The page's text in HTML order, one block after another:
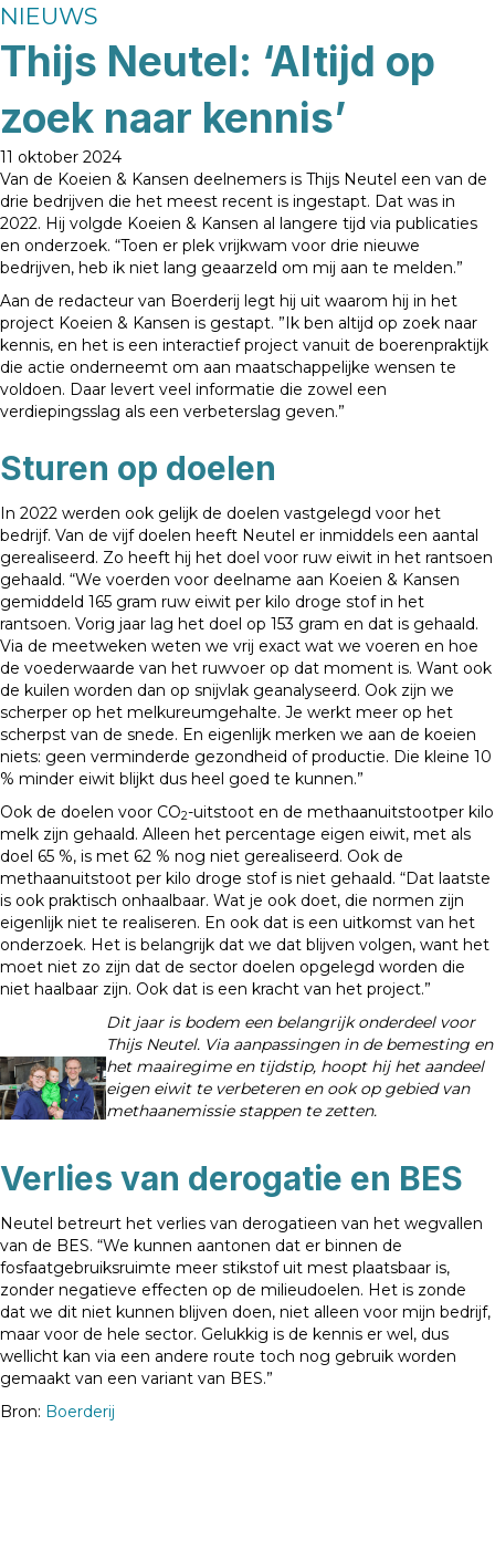
NIEUWS
Thijs Neutel: ‘Altijd op
zoek naar kennis’
11 oktober 2024
Van de Koeien & Kansen deelnemers is Thijs Neutel een van de
drie bedrijven die het meest recent is ingestapt. Dat was in
2022. Hij volgde Koeien & Kansen al langere tijd via publicaties
en onderzoek. “Toen er plek vrijkwam voor drie nieuwe
bedrijven, heb ik niet lang geaarzeld om mij aan te melden.”
Aan de redacteur van Boerderij legt hij uit waarom hij in het
project Koeien & Kansen is gestapt. ”Ik ben altijd op zoek naar
kennis, en het is een interactief project vanuit de boerenpraktijk
die actie onderneemt om aan maatschappelijke wensen te
voldoen. Daar levert veel informatie die zowel een
verdiepingsslag als een verbeterslag geven.”
Sturen op doelen
In 2022 werden ook gelijk de doelen vastgelegd voor het
bedrijf. Van de vijf doelen heeft Neutel er inmiddels een aantal
gerealiseerd. Zo heeft hij het doel voor ruw eiwit in het rantsoen
gehaald. “We voerden voor deelname aan Koeien & Kansen
gemiddeld 165 gram ruw eiwit per kilo droge stof in het
rantsoen. Vorig jaar lag het doel op 153 gram en dat is gehaald.
Via de meetweken weten we vrij exact wat we voeren en hoe
de voederwaarde van het ruwvoer op dat moment is. Want ook
de kuilen worden dan op snijvlak geanalyseerd. Ook zijn we
scherper op het melkureumgehalte. Je werkt meer op het
scherpst van de snede. En eigenlijk merken we aan de koeien
niets: geen verminderde gezondheid of productie. Die kleine 10
% minder eiwit blijkt dus heel goed te kunnen.”
Ook de doelen voor CO2-uitstoot en de methaanuitstootper kilo
melk zijn gehaald. Alleen het percentage eigen eiwit, met als
doel 65 %, is met 62 % nog niet gerealiseerd. Ook de
methaanuitstoot per kilo droge stof is niet gehaald. “Dat laatste
is ook praktisch onhaalbaar. Wat je ook doet, die normen zijn
eigenlijk niet te realiseren. En ook dat is een uitkomst van het
onderzoek. Het is belangrijk dat we dat blijven volgen, want het
moet niet zo zijn dat de sector doelen opgelegd worden die
niet haalbaar zijn. Ook dat is een kracht van het project.”
Dit jaar is bodem een belangrijk onderdeel voor
Thijs Neutel. Via aanpassingen in de bemesting en
het maairegime en tijdstip, hoopt hij het aandeel
eigen eiwit te verbeteren en ook op gebied van
methaanemissie stappen te zetten.
Verlies van derogatie en BES
Neutel betreurt het verlies van derogatieen van het wegvallen
van de BES. “We kunnen aantonen dat er binnen de
fosfaatgebruiksruimte meer stikstof uit mest plaatsbaar is,
zonder negatieve effecten op de milieudoelen. Het is zonde
dat we dit niet kunnen blijven doen, niet alleen voor mijn bedrijf,
maar voor de hele sector. Gelukkig is de kennis er wel, dus
wellicht kan via een andere route toch nog gebruik worden
gemaakt van een variant van BES.”
Bron: Boerderij